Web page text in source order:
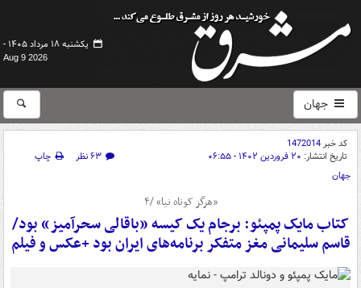
یکشنبه ۱۸ مرداد ۱۴۰۵ -
Aug 9 2026
جهان
کد خبر1472014
تاریخ انتشار: ۲۰ فروردین ۱۴۰۲ - ۰۶:۵۵ ۶۳ نظر
چاپ
جهان
«هرگز کوتاه نیا» /۴
کتاب مایک پمپئو: برجام یک کیسه «باقالی سحرآمیز» بود/
قاسم سلیمانی مغز متفکر برنامه‌های ایران بود +عکس و فیلم